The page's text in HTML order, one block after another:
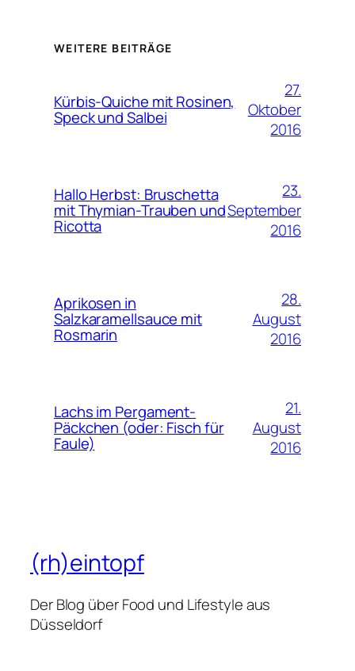
WEITERE BEITRÄGE
Kürbis-Quiche mit Rosinen,
Speck und Salbei
27.
Oktober
2016
Hallo Herbst: Bruschetta
mit Thymian-Trauben und
Ricotta
23.
September
2016
Aprikosen in
Salzkaramellsauce mit
Rosmarin
28.
August
2016
Lachs im Pergament-
Päckchen (oder: Fisch für
Faule)
21.
August
2016
(rh)eintopf
Der Blog über Food und Lifestyle aus
Düsseldorf